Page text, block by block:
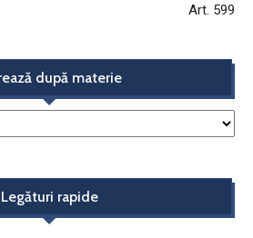
Art. 599
după materie
Legături rapide